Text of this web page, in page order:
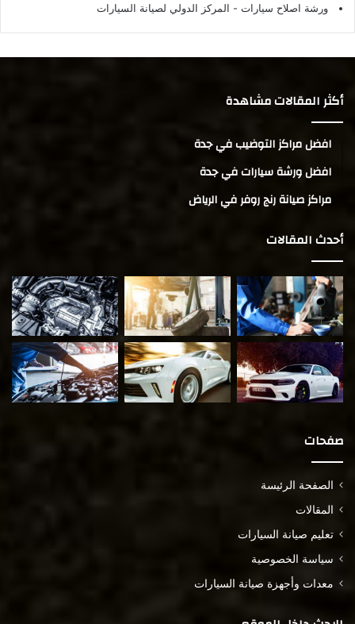
ورشة اصلاح سيارات - المركز الدولي لصيانة السيارات
أكثر المقالات مشاهدة
افضل مراكز التوضيب في جدة
افضل ورشة سيارات في جدة
مراكز صيانة رنج روفر في الرياض
أحدث المقالات
صفحات
الصفحة الرئيسة
المقالات
تعليم صيانة السيارات
سياسة الخصوصية
معدات وأجهزة صيانة السيارات